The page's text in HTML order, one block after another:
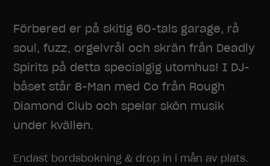
Förbered er på skitig 60-tals garage, rå
soul, fuzz, orgelvrål och skrän från Deadly
Spirits på detta specialgig utomhus! I DJ-
båset står 8-Man med Co från Rough
Diamond Club och spelar skön musik
under kvällen.
Endast bordsbokning & drop in i mån av plats.